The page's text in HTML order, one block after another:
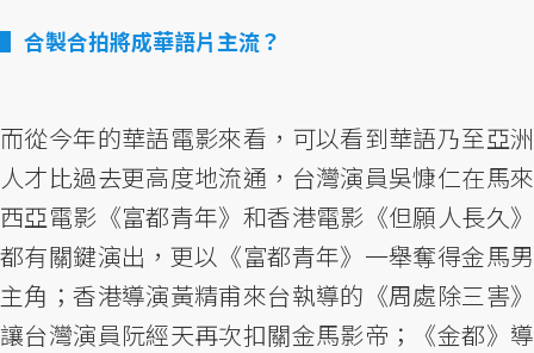
合製合拍將成華語片主流？
而從今年的華語電影來看，可以看到華語乃至亞洲
人才比過去更高度地流通，台灣演員吳慷仁在馬來
西亞電影《富都青年》和香港電影《但願人長久》
都有關鍵演出，更以《富都青年》一舉奪得金馬男
主角；香港導演黃精甫來台執導的《周處除三害》
讓台灣演員阮經天再次扣關金馬影帝；《金都》導